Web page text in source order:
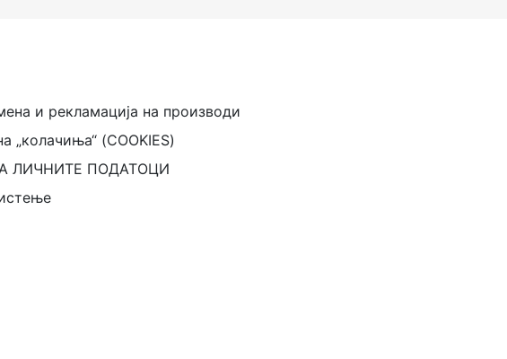
и рекламација на производи
„колачиња“ (COOKIES)
ЛИЧНИТЕ ПОДАТОЦИ